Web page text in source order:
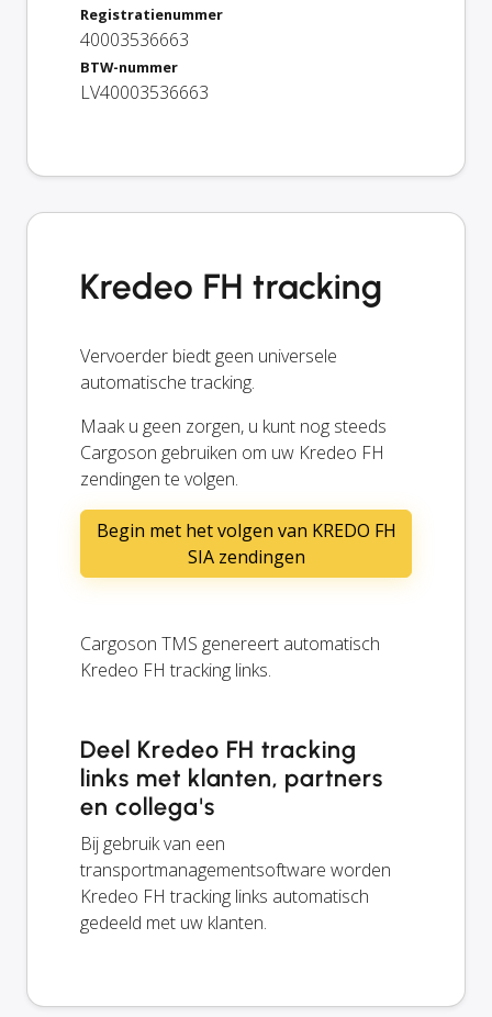
Registratienummer
40003536663
BTW-nummer
LV40003536663
Kredeo FH tracking
Vervoerder biedt geen universele
automatische tracking.
Maak u geen zorgen, u kunt nog steeds
Cargoson gebruiken om uw Kredeo FH
zendingen te volgen.
Begin met het volgen van KREDO FH
SIA zendingen
Cargoson TMS genereert automatisch
Kredeo FH tracking links.
Deel Kredeo FH tracking
links met klanten, partners
en collega's
Bij gebruik van een
transportmanagementsoftware worden
Kredeo FH tracking links automatisch
gedeeld met uw klanten.